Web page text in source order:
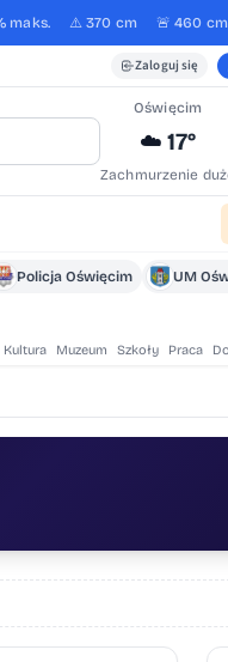
maks. ⚠️ 370 cm 🚨 460 cm
Zaloguj się
Oświęcim
☁️ 17°
Zachmurzenie
Policja Oświęcim UM
Kultura Muzeum Szkoły Praca